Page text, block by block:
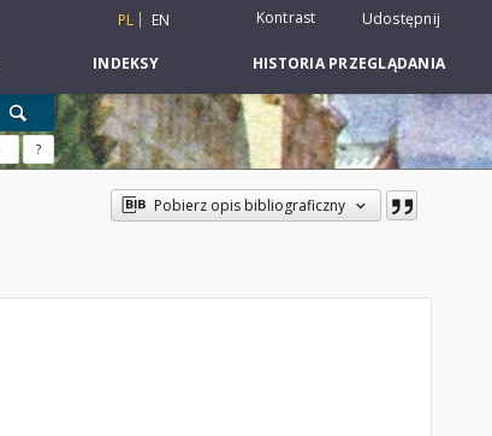
PL EN Kontrast Udostępnij
INDEKSY HISTORIA PRZEGLĄDANIA
?
Pobierz opis bibliograficzny